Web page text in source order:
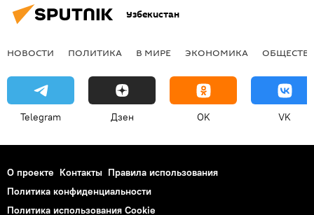
Узбекистан
НОВОСТИ ПОЛИТИКА В МИРЕ ЭКОНОМИКА
Telegram Дзен OK VK
О проекте Контакты Правила использования
Политика конфиденциальности
Политика использования Cookie